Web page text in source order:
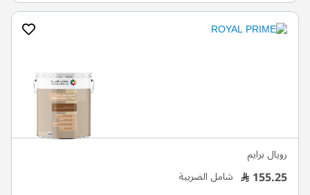
رويال برايم
155.25 شامل الضريبة